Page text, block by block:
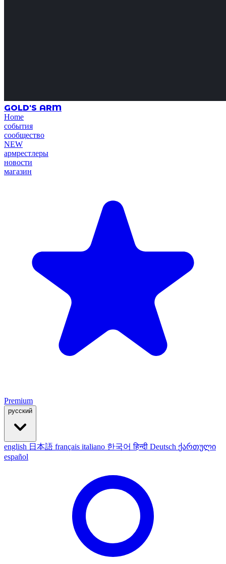
GOLD'S ARM
Home
события
сообщество
NEW
армрестлеры
новости
магазин
Premium
русский
english 日本語 français italiano 한국어हिन्दी Deutsch ქართული
español